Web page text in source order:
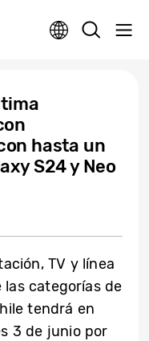
hasta un
S24 y Neo
TV y línea
las categorías de
tendrá en
3 de junio por